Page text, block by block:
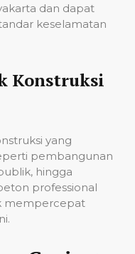
dan dapat
keselamatan
Konstruksi
yang
pembangunan
hingga
professional
mempercepat